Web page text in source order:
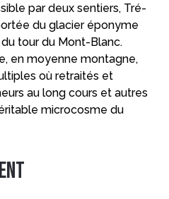
par deux sentiers, Tré-
du glacier éponyme
tour du Mont-Blanc.
en moyenne montagne,
où retraités et
au long cours et autres
microcosme du